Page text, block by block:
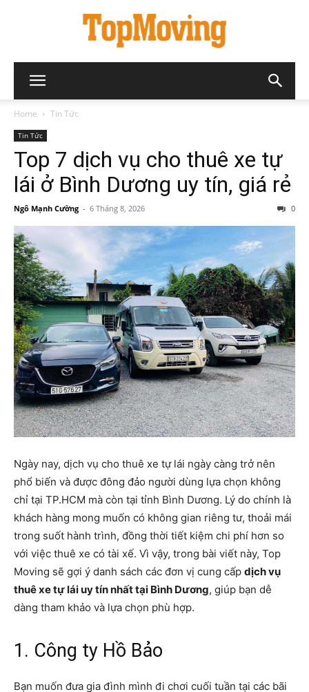
Home Tin Tức
Tin Tức
Top 7 dịch vụ cho thuê xe tự
lái ở Bình Dương uy tín, giá rẻ
Ngô Mạnh Cường - 6 Tháng 8, 2026 0
Ngày nay, dịch vụ cho thuê xe tự lái ngày càng trở nên
phổ biến và được đông đảo người dùng lựa chọn không
chỉ tại TP.HCM mà còn tại tỉnh Bình Dương. Lý do chính là
khách hàng mong muốn có không gian riêng tư, thoải mái
trong suốt hành trình, đồng thời tiết kiệm chi phí hơn so
với việc thuê xe có tài xế. Vì vậy, trong bài viết này, Top
Moving sẽ gợi ý danh sách các đơn vị cung cấp dịch vụ
thuê xe tự lái uy tín nhất tại Bình Dương, giúp bạn dễ
dàng tham khảo và lựa chọn phù hợp.
1. Công ty Hồ Bảo
Bạn muốn đưa gia đình mình đi chơi cuối tuần tại các bãi